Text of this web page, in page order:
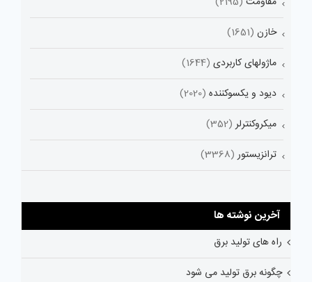
خازن (1651)
ماژولهای کاربردی (1644)
دیود و یکسوکننده (2020)
میکروکنترلر (352)
ترانزیستور (3368)
آخرین نوشته ها
راه های تولید برق
چگونه برق تولید می شود